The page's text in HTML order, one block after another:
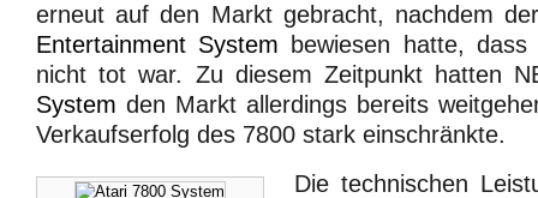
erneut auf den Markt gebracht, nachdem
Entertainment System bewiesen hatte,
nicht tot war. Zu diesem Zeitpunkt hatten
System den Markt allerdings bereits
Verkaufserfolg des 7800 stark einschränkte.
Die technischen